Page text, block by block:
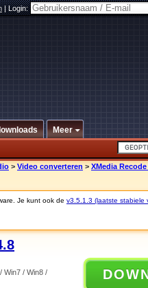
|Login:
Meer
> Video converteren > XMedia Recode
Je kunt ook de v3.5.1.3 (laatste stabiele
Win7 / Win8 /